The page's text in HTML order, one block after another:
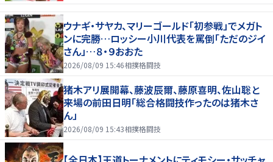
ウナギ・サヤカ、マリーゴールド「初参戦」でメガト
ンに完勝…ロッシー小川代表を罵倒「ただのジイ
さん」…８・９おおた
2026/08/09 15:46相撲格闘技
猪木アリ展開幕、藤波辰爾、藤原喜明、佐山聡と
来場の前田日明「総合格闘技作ったのは猪木さ
ん」
2026/08/09 15:43相撲格闘技